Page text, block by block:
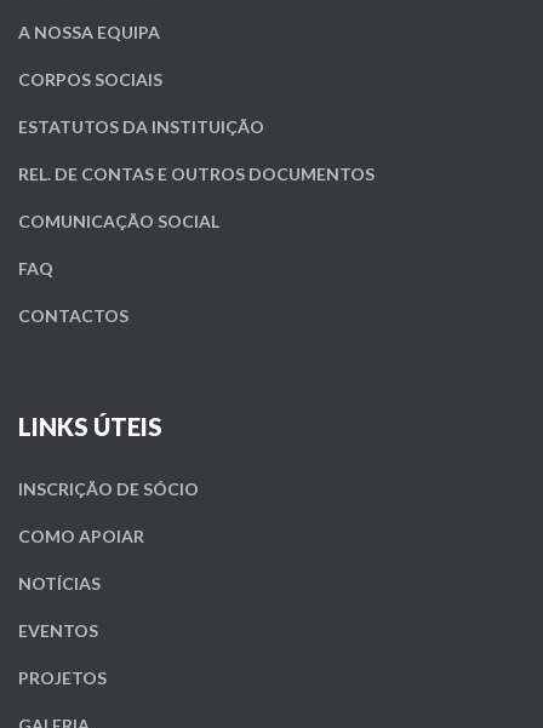
A NOSSA EQUIPA
CORPOS SOCIAIS
ESTATUTOS DA INSTITUIÇÃO
REL. DE CONTAS E OUTROS DOCUMENTOS
COMUNICAÇÃO SOCIAL
FAQ
CONTACTOS
LINKS ÚTEIS
INSCRIÇÃO DE SÓCIO
COMO APOIAR
NOTÍCIAS
EVENTOS
PROJETOS